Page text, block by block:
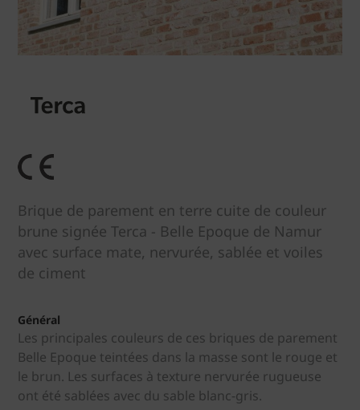
Brique de parement en terre cuite de couleur
brune signée Terca - Belle Epoque de Namur
avec surface mate, nervurée, sablée et voiles
de ciment
Général
Les principales couleurs de ces briques de parement
Belle Epoque teintées dans la masse sont le rouge et
le brun. Les surfaces à texture nervurée rugueuse
ont été sablées avec du sable blanc-gris.